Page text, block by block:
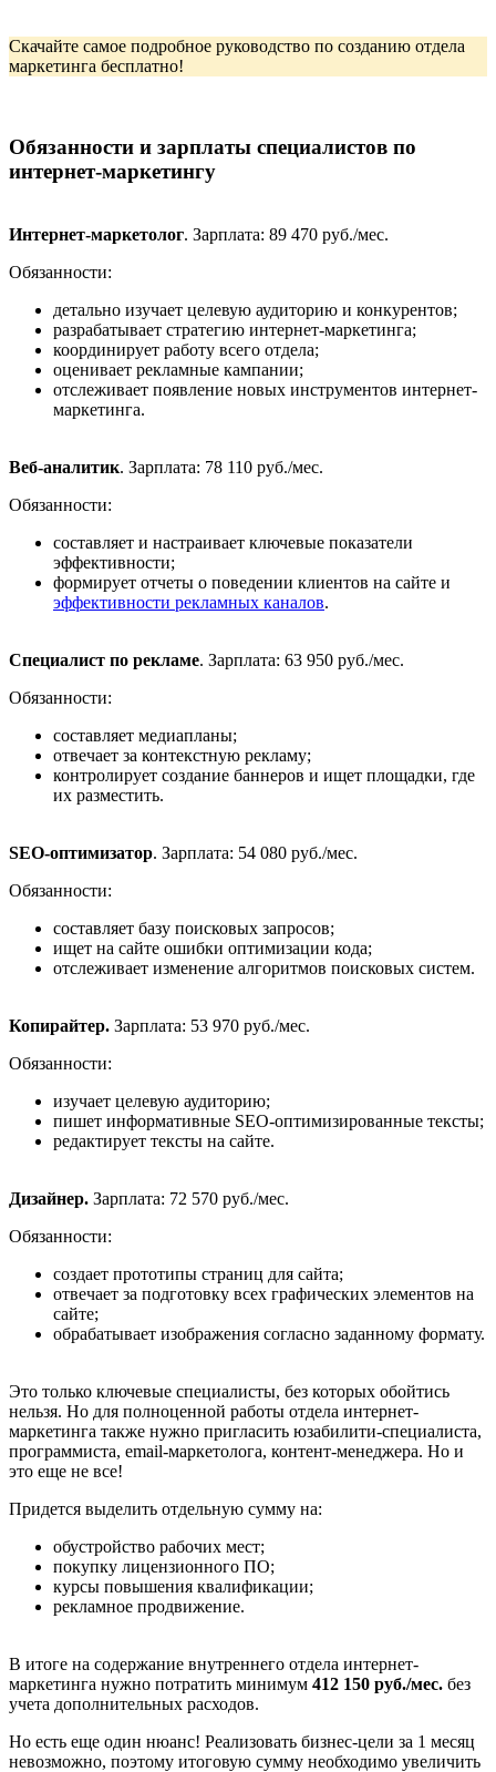
Скачайте самое подробное руководство по созданию отдела
маркетинга бесплатно!
Обязанности и зарплаты специалистов по
интернет-маркетингу
Интернет-маркетолог. Зарплата: 89 470 руб./мес.
Обязанности:
детально изучает целевую аудиторию и конкурентов;
разрабатывает стратегию интернет-маркетинга;
координирует работу всего отдела;
оценивает рекламные кампании;
отслеживает появление новых инструментов интернет-
маркетинга.
Веб-аналитик. Зарплата: 78 110 руб./мес.
Обязанности:
составляет и настраивает ключевые показатели
эффективности;
формирует отчеты о поведении клиентов на сайте и
эффективности рекламных каналов.
Специалист по рекламе. Зарплата: 63 950 руб./мес.
Обязанности:
составляет медиапланы;
отвечает за контекстную рекламу;
контролирует создание баннеров и ищет площадки, где
их разместить.
SEO-оптимизатор. Зарплата: 54 080 руб./мес.
Обязанности:
составляет базу поисковых запросов;
ищет на сайте ошибки оптимизации кода;
отслеживает изменение алгоритмов поисковых систем.
Копирайтер. Зарплата: 53 970 руб./мес.
Обязанности:
изучает целевую аудиторию;
пишет информативные SEO-оптимизированные тексты;
редактирует тексты на сайте.
Дизайнер. Зарплата: 72 570 руб./мес.
Обязанности:
создает прототипы страниц для сайта;
отвечает за подготовку всех графических элементов на
сайте;
обрабатывает изображения согласно заданному формату.
Это только ключевые специалисты, без которых обойтись
нельзя. Но для полноценной работы отдела интернет-
маркетинга также нужно пригласить юзабилити-специалиста,
программиста, email-маркетолога, контент-менеджера. Но и
это еще не все!
Придется выделить отдельную сумму на:
обустройство рабочих мест;
покупку лицензионного ПО;
курсы повышения квалификации;
рекламное продвижение.
В итоге на содержание внутреннего отдела интернет-
маркетинга нужно потратить минимум 412 150 руб./мес. без
учета дополнительных расходов.
Но есть еще один нюанс! Реализовать бизнес-цели за 1 месяц
невозможно, поэтому итоговую сумму необходимо увеличить